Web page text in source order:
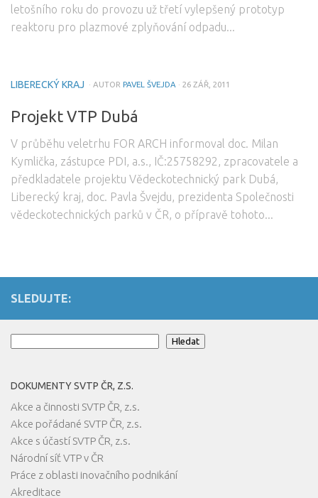
Partneři
Členství v SVTP ČR, z.s.
Kontakt
letošního roku do provozu už třetí vylepšený prototyp
reaktoru pro plazmové zplyňování odpadu...
LIBERECKÝ KRAJ · AUTOR PAVEL ŠVEJDA · 26 ZÁŘ, 2011
Projekt VTP Dubá
V průběhu veletrhu FOR ARCH informoval doc. Milan
Kymlička, zástupce PDI, a.s., IČ:25758292, zpracovatele a
předkladatele projektu Vědeckotechnický park Dubá,
Liberecký kraj, doc. Pavla Švejdu, prezidenta Společnosti
vědeckotechnických parků v ČR, o přípravě tohoto...
SLEDUJTE:
Hledat
DOKUMENTY SVTP ČR, Z.S.
Akce a činnosti SVTP ČR, z.s.
Akce pořádané SVTP ČR, z.s.
Akce s účastí SVTP ČR, z.s.
Národní síť VTP v ČR
Práce z oblasti inovačního podnikání
Akreditace